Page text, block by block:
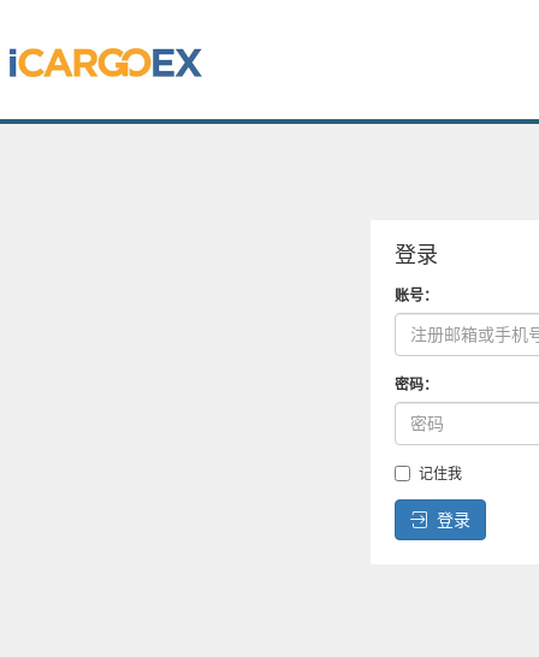
登录
账号：
密码：
记住我
 登录